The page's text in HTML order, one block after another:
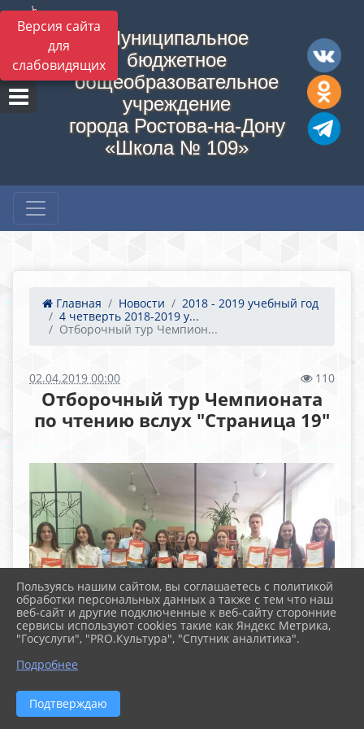
Версия сайта
для
слабовидящих
Муниципальное
бюджетное
общеобразовательное
учреждение
города Ростова-на-Дону
«Школа № 109»
Главная Новости
2018 - 2019 учебный год
4 четверть 2018-2019 у...
Отборочный тур Чемпион...
02.04.2019 00:00 110
Отборочный тур Чемпионата
по чтению вслух "Страница 19"
Пользуясь нашим сайтом, вы соглашаетесь с политикой
обработки персональных данных а также с тем что наш
веб-сайт и другие подключенные к веб-сайту сторонние
сервисы используют cookies такие как Яндекс Метрика,
"Госуслуги", "PRO.Культура", "Спутник аналитика".
Подробнее
Подтверждаю